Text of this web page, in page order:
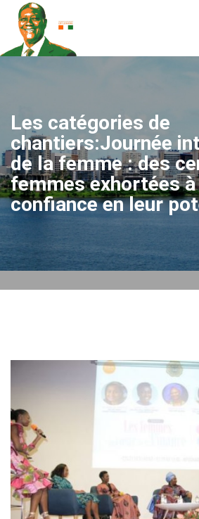
Les catégories de
chantiers:Journée
de la femme : des
femmes exhortées
confiance en leur